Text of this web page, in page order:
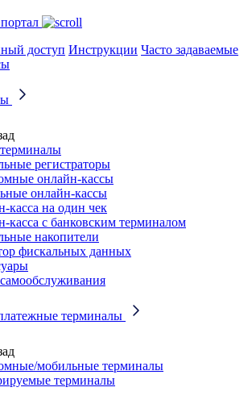
доступ Инструкции Часто задаваемые
регистраторы
онлайн-кассы
онлайн-кассы
касса на один чек
касса с банковским терминалом
накопители
фискальных данных
терминалы
мобильные терминалы
терминалы